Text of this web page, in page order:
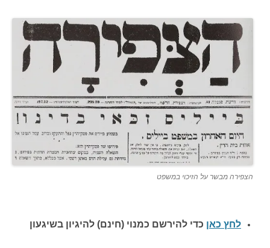
הצפירה מבשר על הזיכוי במשפט
לחץ כאן כדי להירשם כמנוי (חינם) להיגיון בשיגעון